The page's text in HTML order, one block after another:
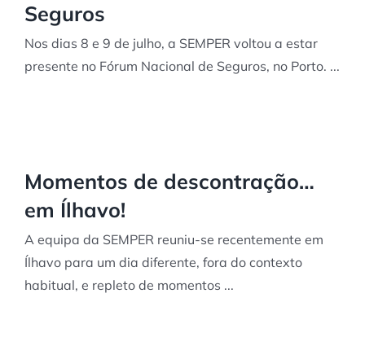
Seguros
Nos dias 8 e 9 de julho, a SEMPER voltou a estar
presente no Fórum Nacional de Seguros, no Porto. ...
Momentos de descontração…
em Ílhavo!
A equipa da SEMPER reuniu-se recentemente em
Ílhavo para um dia diferente, fora do contexto
habitual, e repleto de momentos ...